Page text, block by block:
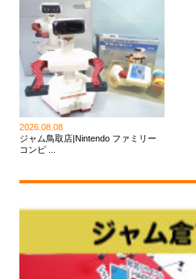
2026.08.08
ジャム鳥取店|Nintendo ファミリー
コンピ ...